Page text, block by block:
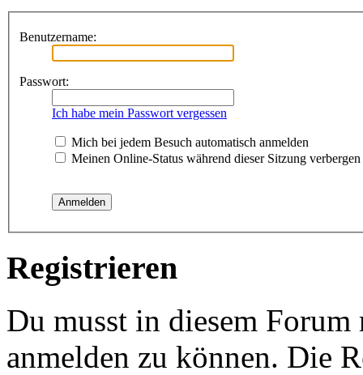
Benutzername:
Passwort:
Ich habe mein Passwort vergessen
Mich bei jedem Besuch automatisch anmelden
Meinen Online-Status während dieser Sitzung verbergen
Registrieren
Du musst in diesem
anmelden zu können. Die